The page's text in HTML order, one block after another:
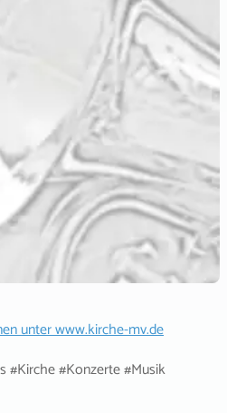
unterwww.kirche-mv.de
#Kirche #Konzerte #Musik